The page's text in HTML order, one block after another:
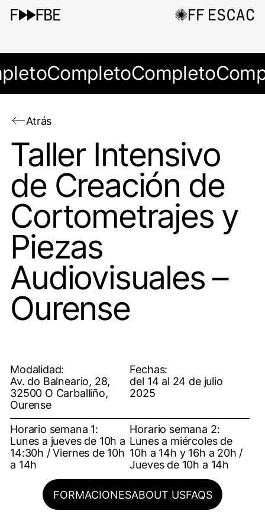
FORMACIONESABOUT USFAQS
CompletoCompleto
Atrás
Taller Intensivo
de Creación de
Cortometrajes y
Piezas
Audiovisuales –
Ourense
Modalidad:
Av. do Balneario, 28,
32500 O Carballiño,
Ourense
Fechas:
del 14 al 24 de julio
2025
Horario semana 1:
Lunes a jueves de 10h a
14:30h / Viernes de 10h
a 14h
Horario semana 2:
Lunes a miércoles de
10h a 14h y 16h a 20h /
Jueves de 10h a 14h